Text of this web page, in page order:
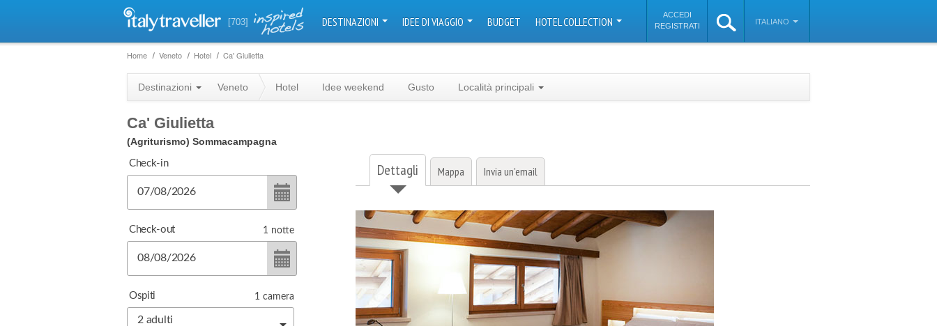
[703] DESTINAZIONI IDEE DI VIAGGIO BUDGET HOTEL COLLECTION
ACCEDI
REGISTRATI
ITALIANO
Home Veneto Hotel Ca' Giulietta
Destinazioni Veneto Hotel Idee weekend Gusto Località principali
Ca' Giulietta
(Agriturismo) Sommacampagna
Dettagli Mappa Invia un'email
Check-in
Check-out 1 notte
Ospiti
2 adulti
1 camera